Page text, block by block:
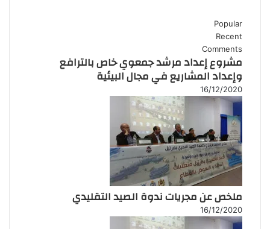
Popular
Recent
Comments
مشروع إعداد مرشد جمعوي خاص بالترافع
وإعداد المشاريع في مجال البيئية
16/12/2020
ملخص عن مجريات ندوة الصيد التقليدي
16/12/2020